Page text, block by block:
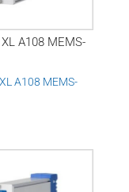
A108 MEMS-
A108 MEMS-